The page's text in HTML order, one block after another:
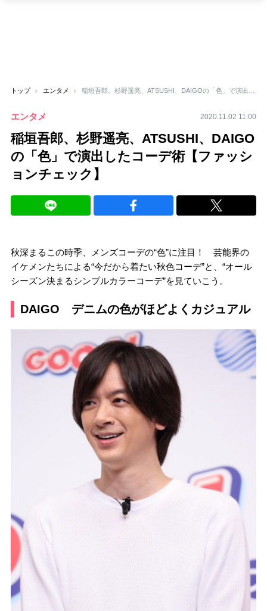
トップ エンタメ
エンタメ 2020.11.02 11:00
稲垣吾郎、杉野遥亮、ATSUSHI、DAIGO
の「色」で演出したコーデ術【ファッシ
ョンチェック】
秋深まるこの時季、メンズコーデの“色”に注目！ 芸能界の
イケメンたちによる“今だから着たい秋色コーデ”と、“オール
シーズン決まるシンプルカラーコーデ”を見ていこう。
DAIGO デニムの色がほどよくカジュアル